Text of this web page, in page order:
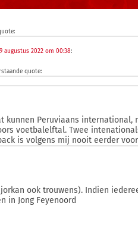
augustus 2022 om 00:38:
quote:
kunnen Peruviaans international,
voetbalelftal. Twee
is volgens mij nooit eerder
ook trouwens). Indien
in Jong Feyenoord